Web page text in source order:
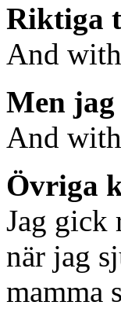
Riktiga
And
Men jag
And
Övriga
Jag gick
när jag
mamma